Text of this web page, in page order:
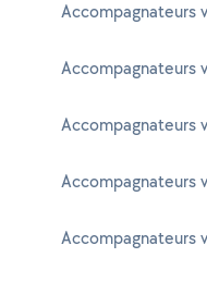
Accompagnateurs
Accompagnateurs
Accompagnateurs
Accompagnateurs
Accompagnateurs